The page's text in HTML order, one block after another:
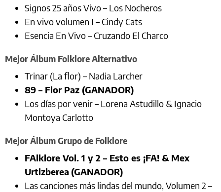
Signos 25 años Vivo – Los Nocheros
En vivo volumen I – Cindy Cats
Esencia En Vivo – Cruzando El Charco
Mejor Álbum Folklore Alternativo
Trinar (La flor) – Nadia Larcher
89 – Flor Paz (GANADOR)
Los días por venir – Lorena Astudillo & Ignacio
Montoya Carlotto
Mejor Álbum Grupo de Folklore
FAlklore Vol. 1 y 2 – Esto es ¡FA! & Mex
Urtizberea (GANADOR)
Las canciones más lindas del mundo, Volumen 2 –